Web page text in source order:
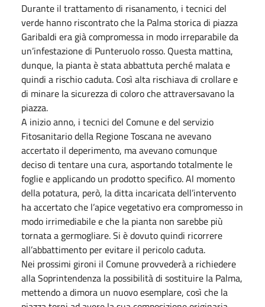
Durante il trattamento di risanamento, i tecnici del
verde hanno riscontrato che la Palma storica di piazza
Garibaldi era già compromessa in modo irreparabile da
un’infestazione di Punteruolo rosso. Questa mattina,
dunque, la pianta è stata abbattuta perché malata e
quindi a rischio caduta. Così alta rischiava di crollare e
di minare la sicurezza di coloro che attraversavano la
piazza.
A inizio anno, i tecnici del Comune e del servizio
Fitosanitario della Regione Toscana ne avevano
accertato il deperimento, ma avevano comunque
deciso di tentare una cura, asportando totalmente le
foglie e applicando un prodotto specifico. Al momento
della potatura, però, la ditta incaricata dell’intervento
ha accertato che l’apice vegetativo era compromesso in
modo irrimediabile e che la pianta non sarebbe più
tornata a germogliare. Si è dovuto quindi ricorrere
all’abbattimento per evitare il pericolo caduta.
Nei prossimi gironi il Comune provvederà a richiedere
alla Soprintendenza la possibilità di sostituire la Palma,
mettendo a dimora un nuovo esemplare, così che la